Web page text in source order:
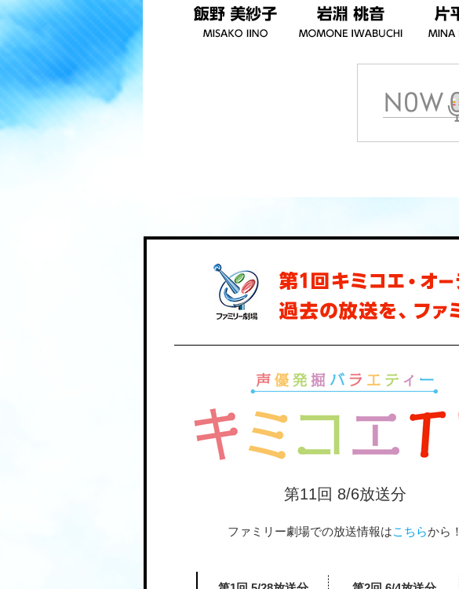
第11回 8/6放送分
ファミリー劇場での放送情報はこちらから！